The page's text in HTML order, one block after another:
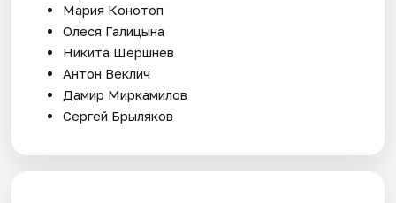
Мария Конотоп
Олеся Галицына
Никита Шершнев
Антон Веклич
Дамир Миркамилов
Сергей Брыляков